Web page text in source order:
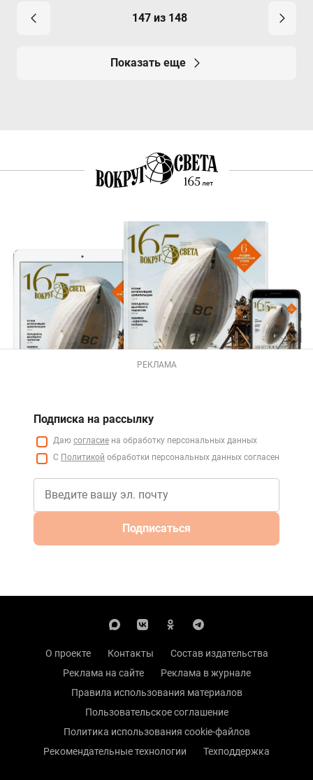
147 из 148
Показать еще
РЕКЛАМА
Подписка на рассылку
Даю согласие на обработку персональных данных
С Политикой обработки персональных данных согласен
Подписаться
О проекте Контакты
Состав издательства
Реклама на сайте
Реклама в журнале
Правила использования материалов
Пользовательское соглашение
Политика использования cookie-файлов
Рекомендательные технологии
Техподдержка